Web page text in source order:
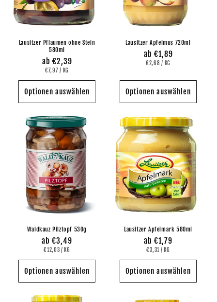
Lausitzer Pflaumen ohne Stein
580ml
Normaler
Preis
ab €2,39
GRUNDPREIS
€7,97 / PRO
KG
Optionen auswählen
Lausitzer Apfelmus 720ml
Normaler
Preis
ab €1,89
GRUNDPREIS
€2,68 / PRO
KG
Optionen auswählen
Waldkauz Pilztopf 530g
Normaler
Preis
ab €3,49
GRUNDPREIS
€12,03 / PRO
KG
Optionen auswählen
Lausitzer Apfelmark 580ml
Normaler
Preis
ab €1,79
GRUNDPREIS
€3,31 / PRO
KG
Optionen auswählen